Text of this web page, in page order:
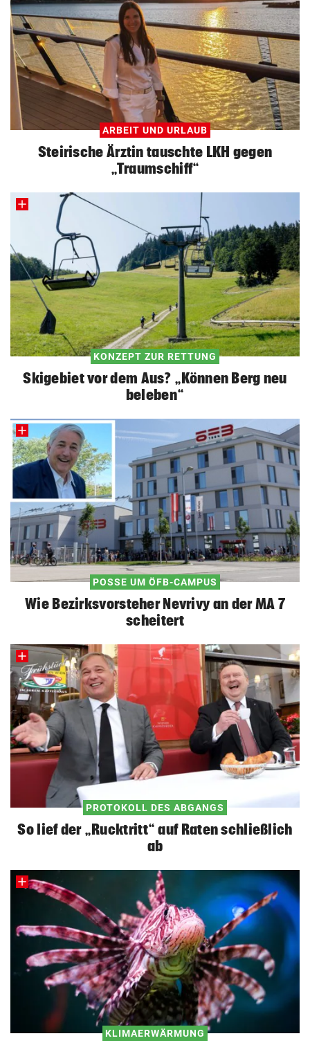
Faszienrolle Vergleich
ZUM VERGLEICH
Hoverboard Vergleich
ZUM VERGLEICH
Kinderfahrrad Vergleich
ARBEIT UND URLAUB
Steirische Ärztin tauschte LKH gegen
„Traumschiff“
KONZEPT ZUR RETTUNG
Skigebiet vor dem Aus? „Können Berg neu
beleben“
POSSE UM ÖFB-CAMPUS
Wie Bezirksvorsteher Nevrivy an der MA 7
scheitert
PROTOKOLL DES ABGANGS
So lief der „Rucktritt“ auf Raten schließlich
ab
KLIMAERWÄRMUNG